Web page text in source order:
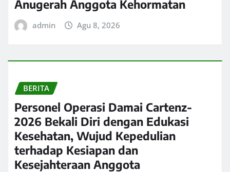
Anugerah Anggota Kehormatan
admin Agu 8, 2026
BERITA
Personel Operasi Damai Cartenz-
2026 Bekali Diri dengan Edukasi
Kesehatan, Wujud Kepedulian
terhadap Kesiapan dan
Kesejahteraan Anggota